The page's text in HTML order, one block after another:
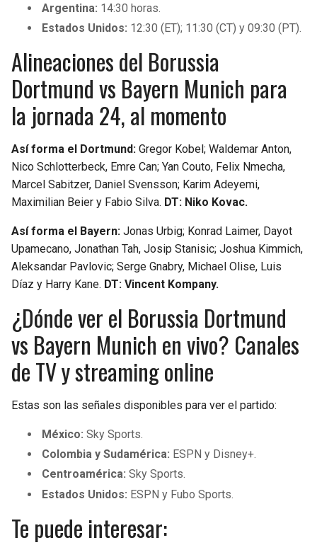
Argentina: 14:30 horas.
Estados Unidos: 12:30 (ET); 11:30 (CT) y 09:30 (PT).
Alineaciones del Borussia
Dortmund vs Bayern Munich para
la jornada 24, al momento
Así forma el Dortmund: Gregor Kobel; Waldemar Anton,
Nico Schlotterbeck, Emre Can; Yan Couto, Felix Nmecha,
Marcel Sabitzer, Daniel Svensson; Karim Adeyemi,
Maximilian Beier y Fabio Silva. DT: Niko Kovac.
Así forma el Bayern: Jonas Urbig; Konrad Laimer, Dayot
Upamecano, Jonathan Tah, Josip Stanisic; Joshua Kimmich,
Aleksandar Pavlovic; Serge Gnabry, Michael Olise, Luis
Díaz y Harry Kane. DT: Vincent Kompany.
¿Dónde ver el Borussia Dortmund
vs Bayern Munich en vivo? Canales
de TV y streaming online
Estas son las señales disponibles para ver el partido:
México:Sky Sports.
Colombia y Sudamérica: ESPN y Disney+.
Centroamérica:Sky Sports.
Estados Unidos: ESPN y Fubo Sports.
Te puede interesar: